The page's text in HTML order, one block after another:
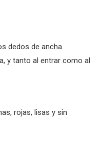
dedos de ancha.
y tanto al entrar como al
rojas, lisas y sin